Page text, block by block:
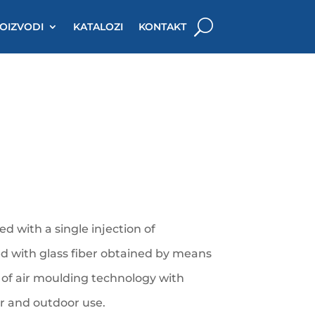
KATALOZI KONTAKT
with a single injection of
with glass fiber obtained by means
air moulding technology with
and outdoor use.